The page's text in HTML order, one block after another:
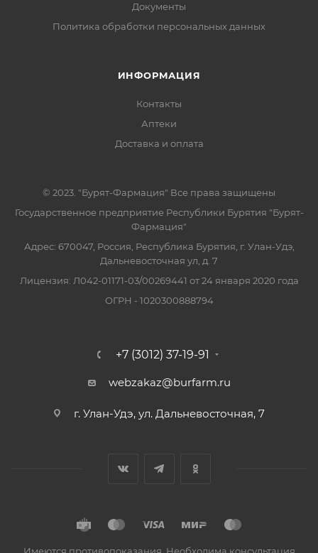
Документы
Политика обработки персональных данных
ИНФОРМАЦИЯ
Контакты
Аптеки
Доставка и оплата
© 2023. "Бурят-Фармация" Все права защищены
Государственное предприятие Республики Бурятия "Бурят-
Фармация"
Адрес: 670047, Россия, Республика Бурятия, г. Улан-Удэ,
Дальневосточная ул, д. 7
Лицензия: Л042-01171-03/00269441 от 24 января 2020 года
ОГРН - 1020300888794
+7 (3012) 37-19-91
webzakaz@burfarm.ru
г. Улан-Удэ, ул. Дальневосточная, 7